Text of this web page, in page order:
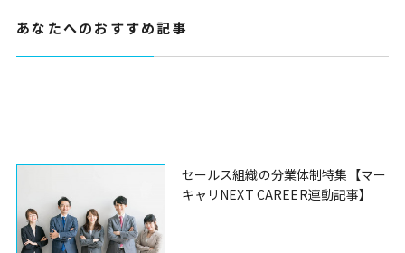
あなたへのおすすめ記事
セールス組織の分業体制特集【マー
キャリNEXT CAREER連動記事】